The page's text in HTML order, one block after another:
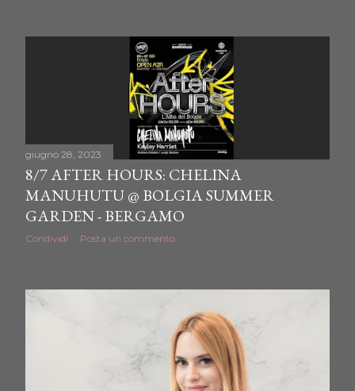
giugno 28, 2023
8/7 AFTER HOURS: CHELINA
MANUHUTU @ BOLGIA SUMMER
GARDEN - BERGAMO
Condividi Posta un commento